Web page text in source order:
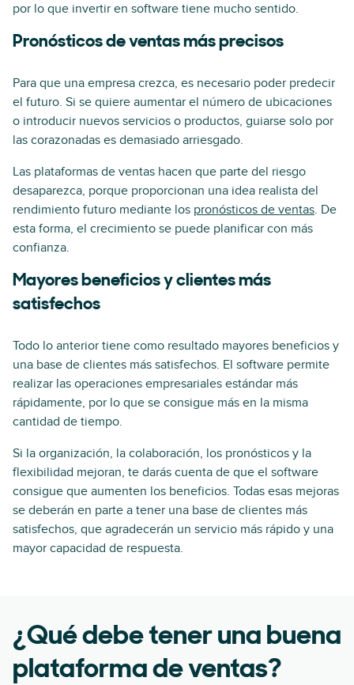
por lo que invertir en software tiene mucho sentido.
Pronósticos de ventas más precisos
Para que una empresa crezca, es necesario poder predecir
el futuro. Si se quiere aumentar el número de ubicaciones
o introducir nuevos servicios o productos, guiarse solo por
las corazonadas es demasiado arriesgado.
Las plataformas de ventas hacen que parte del riesgo
desaparezca, porque proporcionan una idea realista del
rendimiento futuro mediante los pronósticos de ventas. De
esta forma, el crecimiento se puede planificar con más
confianza.
Mayores beneficios y clientes más
satisfechos
Todo lo anterior tiene como resultado mayores beneficios y
una base de clientes más satisfechos. El software permite
realizar las operaciones empresariales estándar más
rápidamente, por lo que se consigue más en la misma
cantidad de tiempo.
Si la organización, la colaboración, los pronósticos y la
flexibilidad mejoran, te darás cuenta de que el software
consigue que aumenten los beneficios. Todas esas mejoras
se deberán en parte a tener una base de clientes más
satisfechos, que agradecerán un servicio más rápido y una
mayor capacidad de respuesta.
¿Qué debe tener una buena
plataforma de ventas?